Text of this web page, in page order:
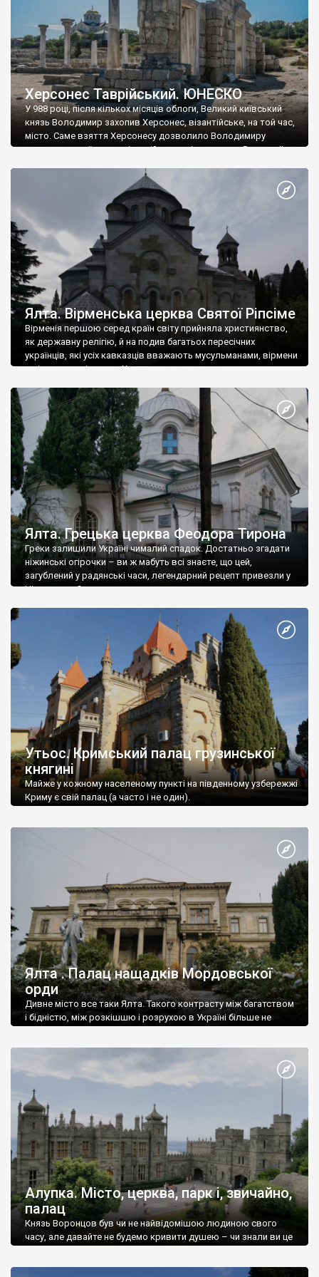
Херсонес Таврійський. ЮНЕСКО
У 988 році, після кількох місяців облоги, Великий київський
князь Володимир захопив Херсонес, візантійське, на той час,
місто. Саме взяття Херсонесу дозволило Володимиру
диктувати свої умови візантійському імператору Василю ІІ, та
Херсонесі Володимир-язичник, став Василем-християнином.
А потім було Хрещення Русі. На честь Херсонесу Таврійського
Ялта. Вірменська церква Святої Ріпсіме
Вірменія першою серед країн світу прийняла християнство,
як державну релігію, й на подив багатьох пересічних
українців, які усіх кавказців вважають мусульманами, вірмени
є відданими вірянами Христа
Ялта. Грецька церква Феодора Тирона
Греки залишили Україні чималий спадок. Достатньо згадати
ніжинські огірочки – ви ж мабуть всі знаєте, що цей,
загублений у радянські часи, легендарний рецепт привезли у
Ніжин греки?
Утьос. Кримський палац грузинської
княгині
Майже у кожному населеному пункті на південному узбережжі
Криму є свій палац (а часто і не один).
Ялта . Палац нащадків Мордовської
орди
Дивне місто все таки Ялта. Такого контрасту між багатством
і бідністю, між розкішшю і розрухою в Україні більше не
Алупка. Місто, церква, парк і, звичайно,
палац
Князь Воронцов був чи не найвідомішою людиною свого
часу, але давайте не будемо кривити душею – чи знали ви це